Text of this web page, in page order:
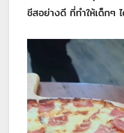
ชีสอย่างดี ที่ทำให้เด็กๆ